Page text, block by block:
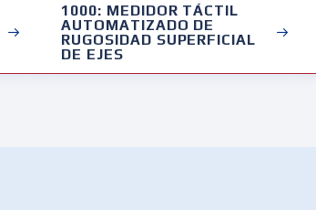
1000: MEDIDOR TÁCTIL
AUTOMATIZADO DE
RUGOSIDAD SUPERFICIAL
DE EJES